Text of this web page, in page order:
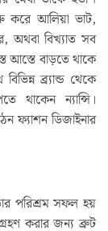
করে আলিয়া ভাট,
অথবা বিখ্যাত সব
আস্তে বাড়তে থাকে
ব্র্যান্ড থেকে
ন্যান্সি।
ফ্যাশন ডিজাইনার
পরিশ্রম সফল হয়
করার জন্য ব্রুট